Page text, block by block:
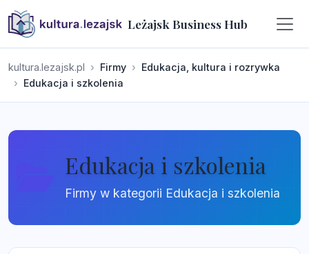
Leżajsk Business Hub
kultura.lezajsk.pl Firmy
Edukacja, kultura i rozrywka
Edukacja i szkolenia
Edukacja i szkolenia
Firmy w kategorii Edukacja i szkolenia